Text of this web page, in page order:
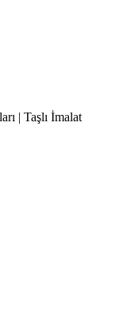
| Taşlı İmalat